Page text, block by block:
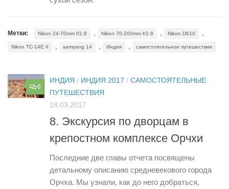
Метки: Nikon 24-70mm f/2.8 Nikon 70-200mm f/2.8 Nikon D610
Nikon TC-14E II samyang 14 Индия самостоятельное путешествие
6
ИНДИЯ / ИНДИЯ 2017 / САМОСТОЯТЕЛЬНЫЕ
ПУТЕШЕСТВИЯ
18.03.2017
8. Экскурсия по дворцам в
крепостном комплексе Орчхи
Последние две главы отчета посвящены
детальному описанию средневекового города
Орчха. Мы узнали, как до него добраться,